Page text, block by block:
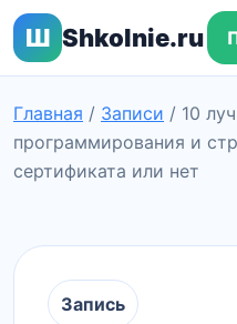
Ш Shkolnie.ru
Главная / Записи / 10
программирования и
сертификата или нет
Запись